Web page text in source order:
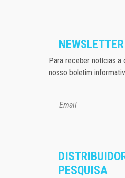
NEWSLETTER
Para receber notícias a
nosso boletim
PESQUISA